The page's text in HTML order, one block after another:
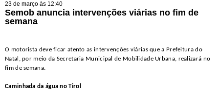
23 de março às 12:40
Semob anuncia intervenções viárias no fim de
semana
O motorista deve ficar atento as intervenções viárias que a Prefeitura do
Natal, por meio da Secretaria Municipal de Mobilidade Urbana, realizará no
fim de semana.
Caminhada da água no Tirol